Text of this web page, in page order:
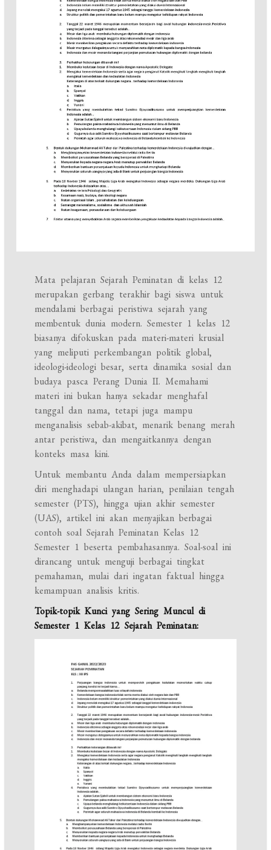
Mata pelajaran Sejarah Peminatan di kelas 12
merupakan gerbang terakhir bagi siswa untuk
mendalami berbagai peristiwa sejarah yang
membentuk dunia modern. Semester 1 kelas 12
biasanya difokuskan pada materi-materi krusial
yang meliputi perkembangan politik global,
ideologi-ideologi besar, serta dinamika sosial dan
budaya pasca Perang Dunia II. Memahami
materi ini bukan hanya sekadar menghafal
tanggal dan nama, tetapi juga mampu
menganalisis sebab-akibat, menarik benang merah
antar peristiwa, dan mengaitkannya dengan
konteks masa kini.
Untuk membantu Anda dalam mempersiapkan
diri menghadapi ulangan harian, penilaian tengah
semester (PTS), hingga ujian akhir semester
(UAS), artikel ini akan menyajikan berbagai
contoh soal Sejarah Peminatan Kelas 12
Semester 1 beserta pembahasannya. Soal-soal ini
dirancang untuk menguji berbagai tingkat
pemahaman, mulai dari ingatan faktual hingga
kemampuan analisis kritis.
Topik-topik Kunci yang Sering Muncul di
Semester 1 Kelas 12 Sejarah Peminatan: